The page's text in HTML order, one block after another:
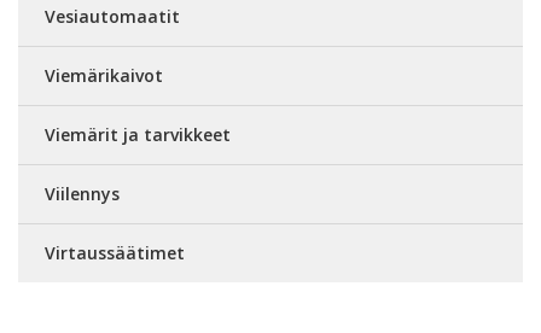
Vesiautomaatit
Viemärikaivot
Viemärit ja tarvikkeet
Viilennys
Virtaussäätimet